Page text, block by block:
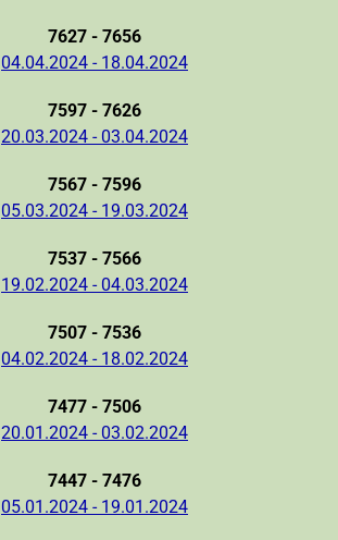
7627 - 7656
04.04.2024 - 18.04.2024
7597 - 7626
20.03.2024 - 03.04.2024
7567 - 7596
05.03.2024 - 19.03.2024
7537 - 7566
19.02.2024 - 04.03.2024
7507 - 7536
04.02.2024 - 18.02.2024
7477 - 7506
20.01.2024 - 03.02.2024
7447 - 7476
05.01.2024 - 19.01.2024